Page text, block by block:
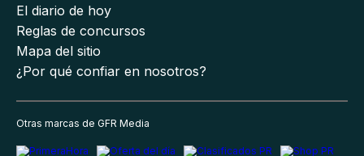
El diario de hoy
Reglas de concursos
Mapa del sitio
¿Por qué confiar en nosotros?
Otras marcas de GFR Media